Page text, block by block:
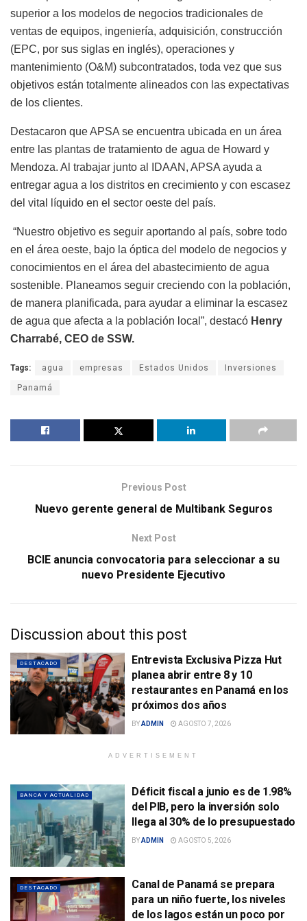
superior a los modelos de negocios tradicionales de
ventas de equipos, ingeniería, adquisición, construcción
(EPC, por sus siglas en inglés), operaciones y
mantenimiento (O&M) subcontratados, toda vez que sus
objetivos están totalmente alineados con las expectativas
de los clientes.
Destacaron que APSA se encuentra ubicada en un área
entre las plantas de tratamiento de agua de Howard y
Mendoza. Al trabajar junto al IDAAN, APSA ayuda a
entregar agua a los distritos en crecimiento y con escasez
del vital líquido en el sector oeste del país.
“Nuestro objetivo es seguir aportando al país, sobre todo
en el área oeste, bajo la óptica del modelo de negocios y
conocimientos en el área del abastecimiento de agua
sostenible. Planeamos seguir creciendo con la población,
de manera planificada, para ayudar a eliminar la escasez
de agua que afecta a la población local”, destacó Henry
Charrabé, CEO de SSW.
Tags: agua empresas Estados Unidos Inversiones
Panamá
Previous Post
Nuevo gerente general de Multibank Seguros
Next Post
BCIE anuncia convocatoria para seleccionar a su
nuevo Presidente Ejecutivo
Discussion about this post
DESTACADO
Entrevista Exclusiva Pizza Hut
planea abrir entre 8 y 10
restaurantes en Panamá en los
próximos dos años
BYADMIN AGOSTO 7, 2026
ADVERTISEMENT
BANCA Y ACTUALIDAD
Déficit fiscal a junio es de 1.98%
del PIB, pero la inversión solo
llega al 30% de lo presupuestado
BYADMIN AGOSTO 5, 2026
DESTACADO
Canal de Panamá se prepara
para un niño fuerte, los niveles
de los lagos están un poco por